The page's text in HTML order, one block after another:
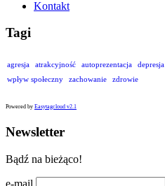
Kontakt
Tagi
agresja atrakcyjność autoprezentacja depresja
wpływ społeczny
zachowanie zdrowie
Powered by Easytagcloud v2.1
Newsletter
Bądź na bieżąco!
e-mail